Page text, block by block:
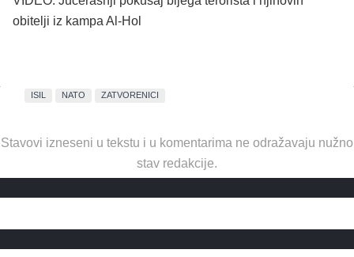
obitelji iz kampa Al-Hol
ISIL NATO ZATVORENICI
Stavovi izneseni u tekstu i u komentarima ne odražavaju nužno
stav redakcije.